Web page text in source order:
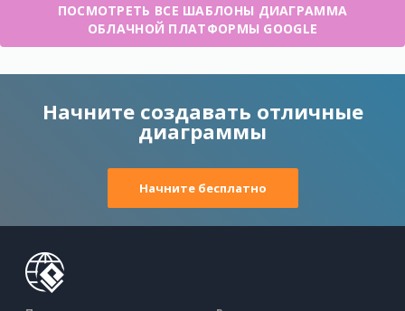
ПОСМОТРЕТЬ ВСЕ ШАБЛОНЫ ДИАГРАММА
ОБЛАЧНОЙ ПЛАТФОРМЫ GOOGLE
Начните создавать отличные
диаграммы
Начните бесплатно